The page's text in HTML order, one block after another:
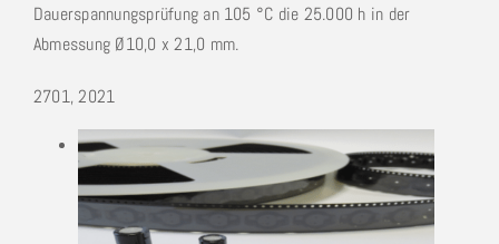
Dauerspannungsprüfung an 105 °C die 25.000 h in der
Abmessung Ø10,0 x 21,0 mm.
2701, 2021